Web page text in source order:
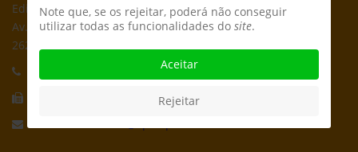
Edifício CPCD
Av. Póvoa de Dom Martinho
2625-235 Póvoa de Santa Iria
Email:
Note que, se os rejeitar, poderá não conseguir
utilizar todas as funcionalidades do site.
Aceitar
Rejeitar